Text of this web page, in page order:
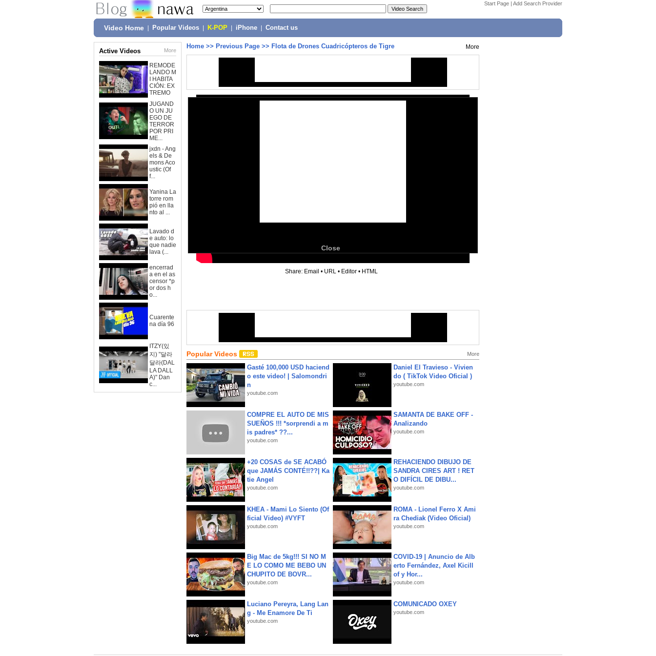
Start Page | Add Search Provider
Video Home Popular Videos K-POP iPhone Contact us
Active Videos More
REMODE
LANDO M
I HABITA
CIÓN: EX
TREMO
JUGAND
O UN JU
EGO DE
TERROR
POR PRI
ME...
jxdn - Ang
els & De
mons Aco
ustic (Of
f...
Yanina La
torre rom
pió en lla
nto al ...
Lavado d
e auto: lo
que nadie
lava (...
encerrad
a en el as
censor *p
or dos h
o...
Cuarente
na día 96
ITZY(있
지) "달라
달라(DAL
LA DALL
A)" Dan
c...
Home >> Previous Page >> Flota de Drones Cuadricópteros de Tigre More
Close
Share: Email • URL • Editor • HTML
Popular Videos More
Gasté 100,000 USD haciend
o este video! | Salomondri
n
youtube.com
Daniel El Travieso - Vivien
do ( TikTok Video Oficial )
youtube.com
COMPRE EL AUTO DE MIS
SUEÑOS !!! *sorprendi a m
is padres* ??...
youtube.com
SAMANTA DE BAKE OFF -
Analizando
youtube.com
+20 COSAS de SE ACABÓ
que JAMÁS CONTÉ!!??| Ka
tie Angel
youtube.com
REHACIENDO DIBUJO DE
SANDRA CIRES ART ! RET
O DIFÍCIL DE DIBU...
youtube.com
KHEA - Mami Lo Siento (Of
ficial Video) #VYFT
youtube.com
ROMA - Lionel Ferro X Ami
ra Chediak (Video Oficial)
youtube.com
Big Mac de 5kg!!! SI NO M
E LO COMO ME BEBO UN
CHUPITO DE BOVR...
youtube.com
COVID-19 | Anuncio de Alb
erto Fernández, Axel Kicill
of y Hor...
youtube.com
Luciano Pereyra, Lang Lan
g - Me Enamore De Ti
youtube.com
COMUNICADO OXEY
youtube.com